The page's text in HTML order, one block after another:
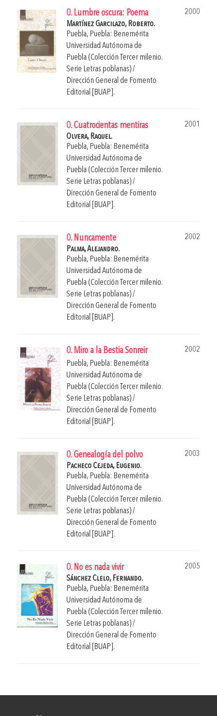
0. Lumbre oscura: Poema
2000
Martínez Garcilazo, Roberto.
Puebla, Puebla: Benemérita
Universidad Autónoma de
Puebla (Colección Tercer milenio.
Serie Letras poblanas) /
Dirección General de Fomento
Editorial [BUAP].
0. Cuatrocientas mentiras
2001
Olvera, Raquel.
Puebla, Puebla: Benemérita
Universidad Autónoma de
Puebla (Colección Tercer milenio.
Serie Letras poblanas) /
Dirección General de Fomento
Editorial [BUAP].
0. Nuncamente
2002
Palma, Alejandro.
Puebla, Puebla: Benemérita
Universidad Autónoma de
Puebla (Colección Tercer milenio.
Serie Letras poblanas) /
Dirección General de Fomento
Editorial [BUAP].
0. Miro a la Bestia Sonreir
2002
Puebla, Puebla: Benemérita
Universidad Autónoma de
Puebla (Colección Tercer milenio.
Serie Letras poblanas) /
Dirección General de Fomento
Editorial [BUAP].
0. Genealogía del polvo
2003
Pacheco Cejeda, Eugenio.
Puebla, Puebla: Benemérita
Universidad Autónoma de
Puebla (Colección Tercer milenio.
Serie Letras poblanas) /
Dirección General de Fomento
Editorial [BUAP].
0. No es nada vivir
2005
Sánchez Clelo, Fernando.
Puebla, Puebla: Benemérita
Universidad Autónoma de
Puebla (Colección Tercer milenio.
Serie Letras poblanas) /
Dirección General de Fomento
Editorial [BUAP].